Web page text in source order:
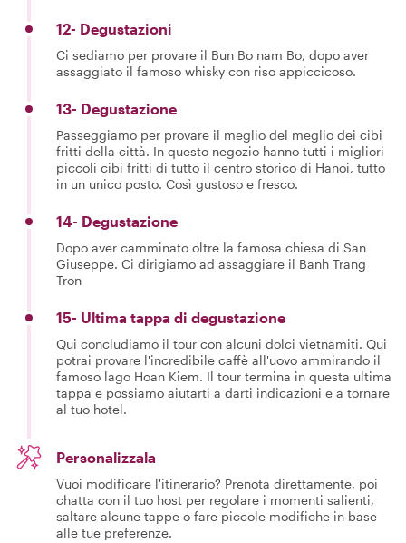
12- Degustazioni
Ci sediamo per provare il Bun Bo nam Bo, dopo aver
assaggiato il famoso whisky con riso appiccicoso.
13- Degustazione
Passeggiamo per provare il meglio del meglio dei cibi
fritti della città. In questo negozio hanno tutti i migliori
piccoli cibi fritti di tutto il centro storico di Hanoi, tutto
in un unico posto. Così gustoso e fresco.
14- Degustazione
Dopo aver camminato oltre la famosa chiesa di San
Giuseppe. Ci dirigiamo ad assaggiare il Banh Trang
Tron
15- Ultima tappa di degustazione
Qui concludiamo il tour con alcuni dolci vietnamiti. Qui
potrai provare l'incredibile caffè all'uovo ammirando il
famoso lago Hoan Kiem. Il tour termina in questa ultima
tappa e possiamo aiutarti a darti indicazioni e a tornare
al tuo hotel.
Personalizzala
Vuoi modificare l'itinerario? Prenota direttamente, poi
chatta con il tuo host per regolare i momenti salienti,
saltare alcune tappe o fare piccole modifiche in base
alle tue preferenze.